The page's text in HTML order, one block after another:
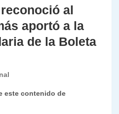
al
aportó a la
de la Boleta
este contenido de